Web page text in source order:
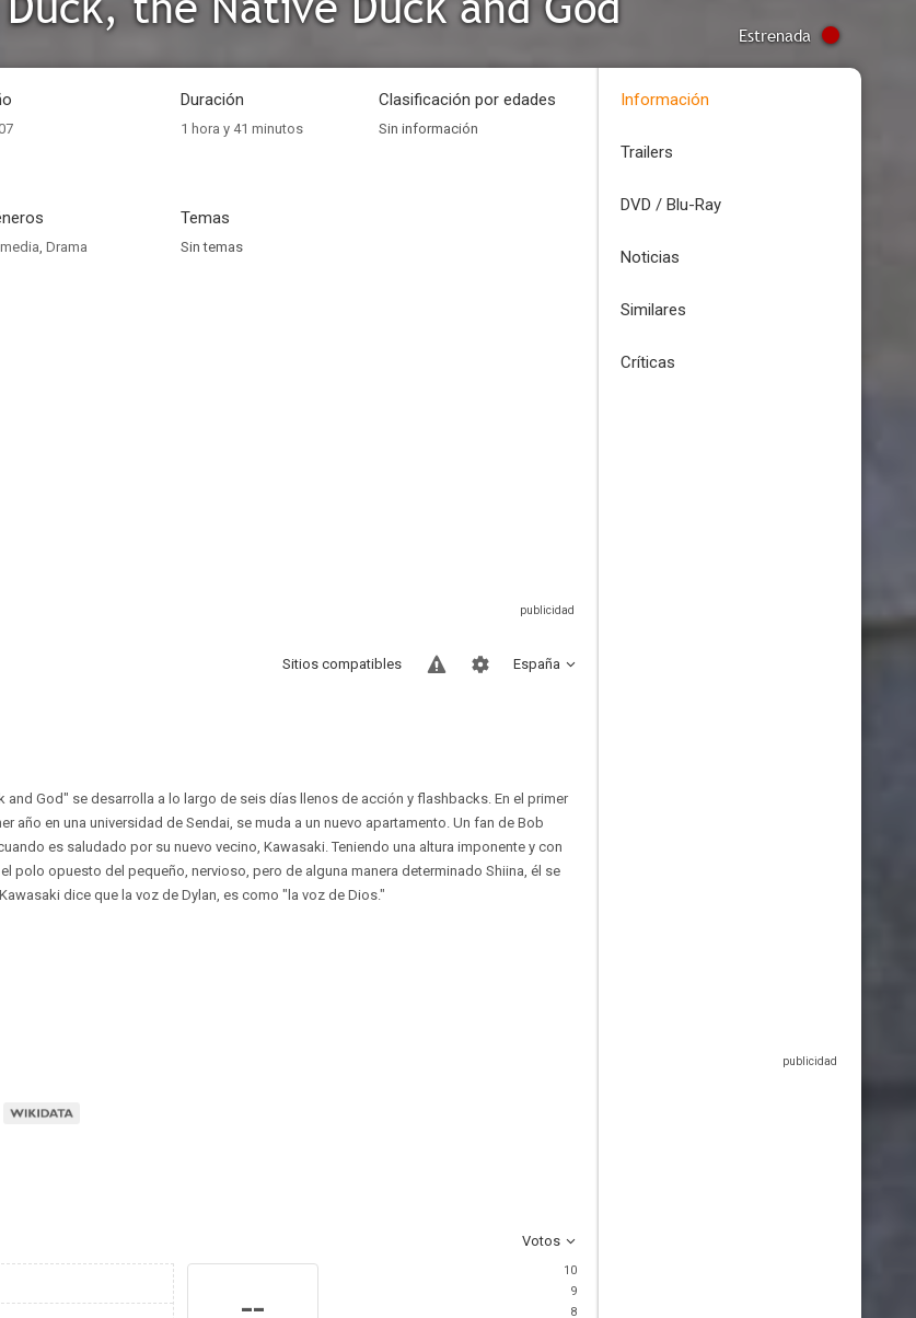
Estrenada
Duración
1 hora y 41 minutos
Clasificación por edades
Sin información
, Drama
Temas
Sin temas
España
Sitios compatibles
and God" se desarrolla a lo largo de seis días llenos de acción y flashbacks. En el primer
año en una universidad de Sendai, se muda a un nuevo apartamento. Un fan de Bob
es saludado por su nuevo vecino, Kawasaki. Teniendo una altura imponente y con
polo opuesto del pequeño, nervioso, pero de alguna manera determinado Shiina, él se
dice que la voz de Dylan, es como "la voz de Dios."
Votos
--
10
9
8
Información
Trailers
DVD / Blu-Ray
Noticias
Similares
Críticas